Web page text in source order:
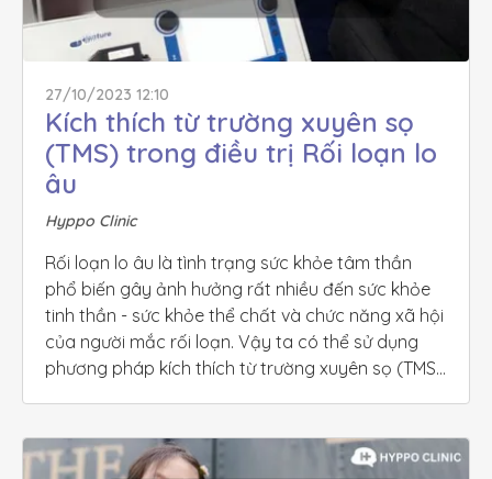
27/10/2023 12:10
Kích thích từ trường xuyên sọ
(TMS) trong điều trị Rối loạn lo
âu
Hyppo Clinic
Rối loạn lo âu là tình trạng sức khỏe tâm thần
phổ biến gây ảnh hưởng rất nhiều đến sức khỏe
tinh thần - sức khỏe thể chất và chức năng xã hội
của người mắc rối loạn. Vậy ta có thể sử dụng
phương pháp kích thích từ trường xuyên sọ (TMS)